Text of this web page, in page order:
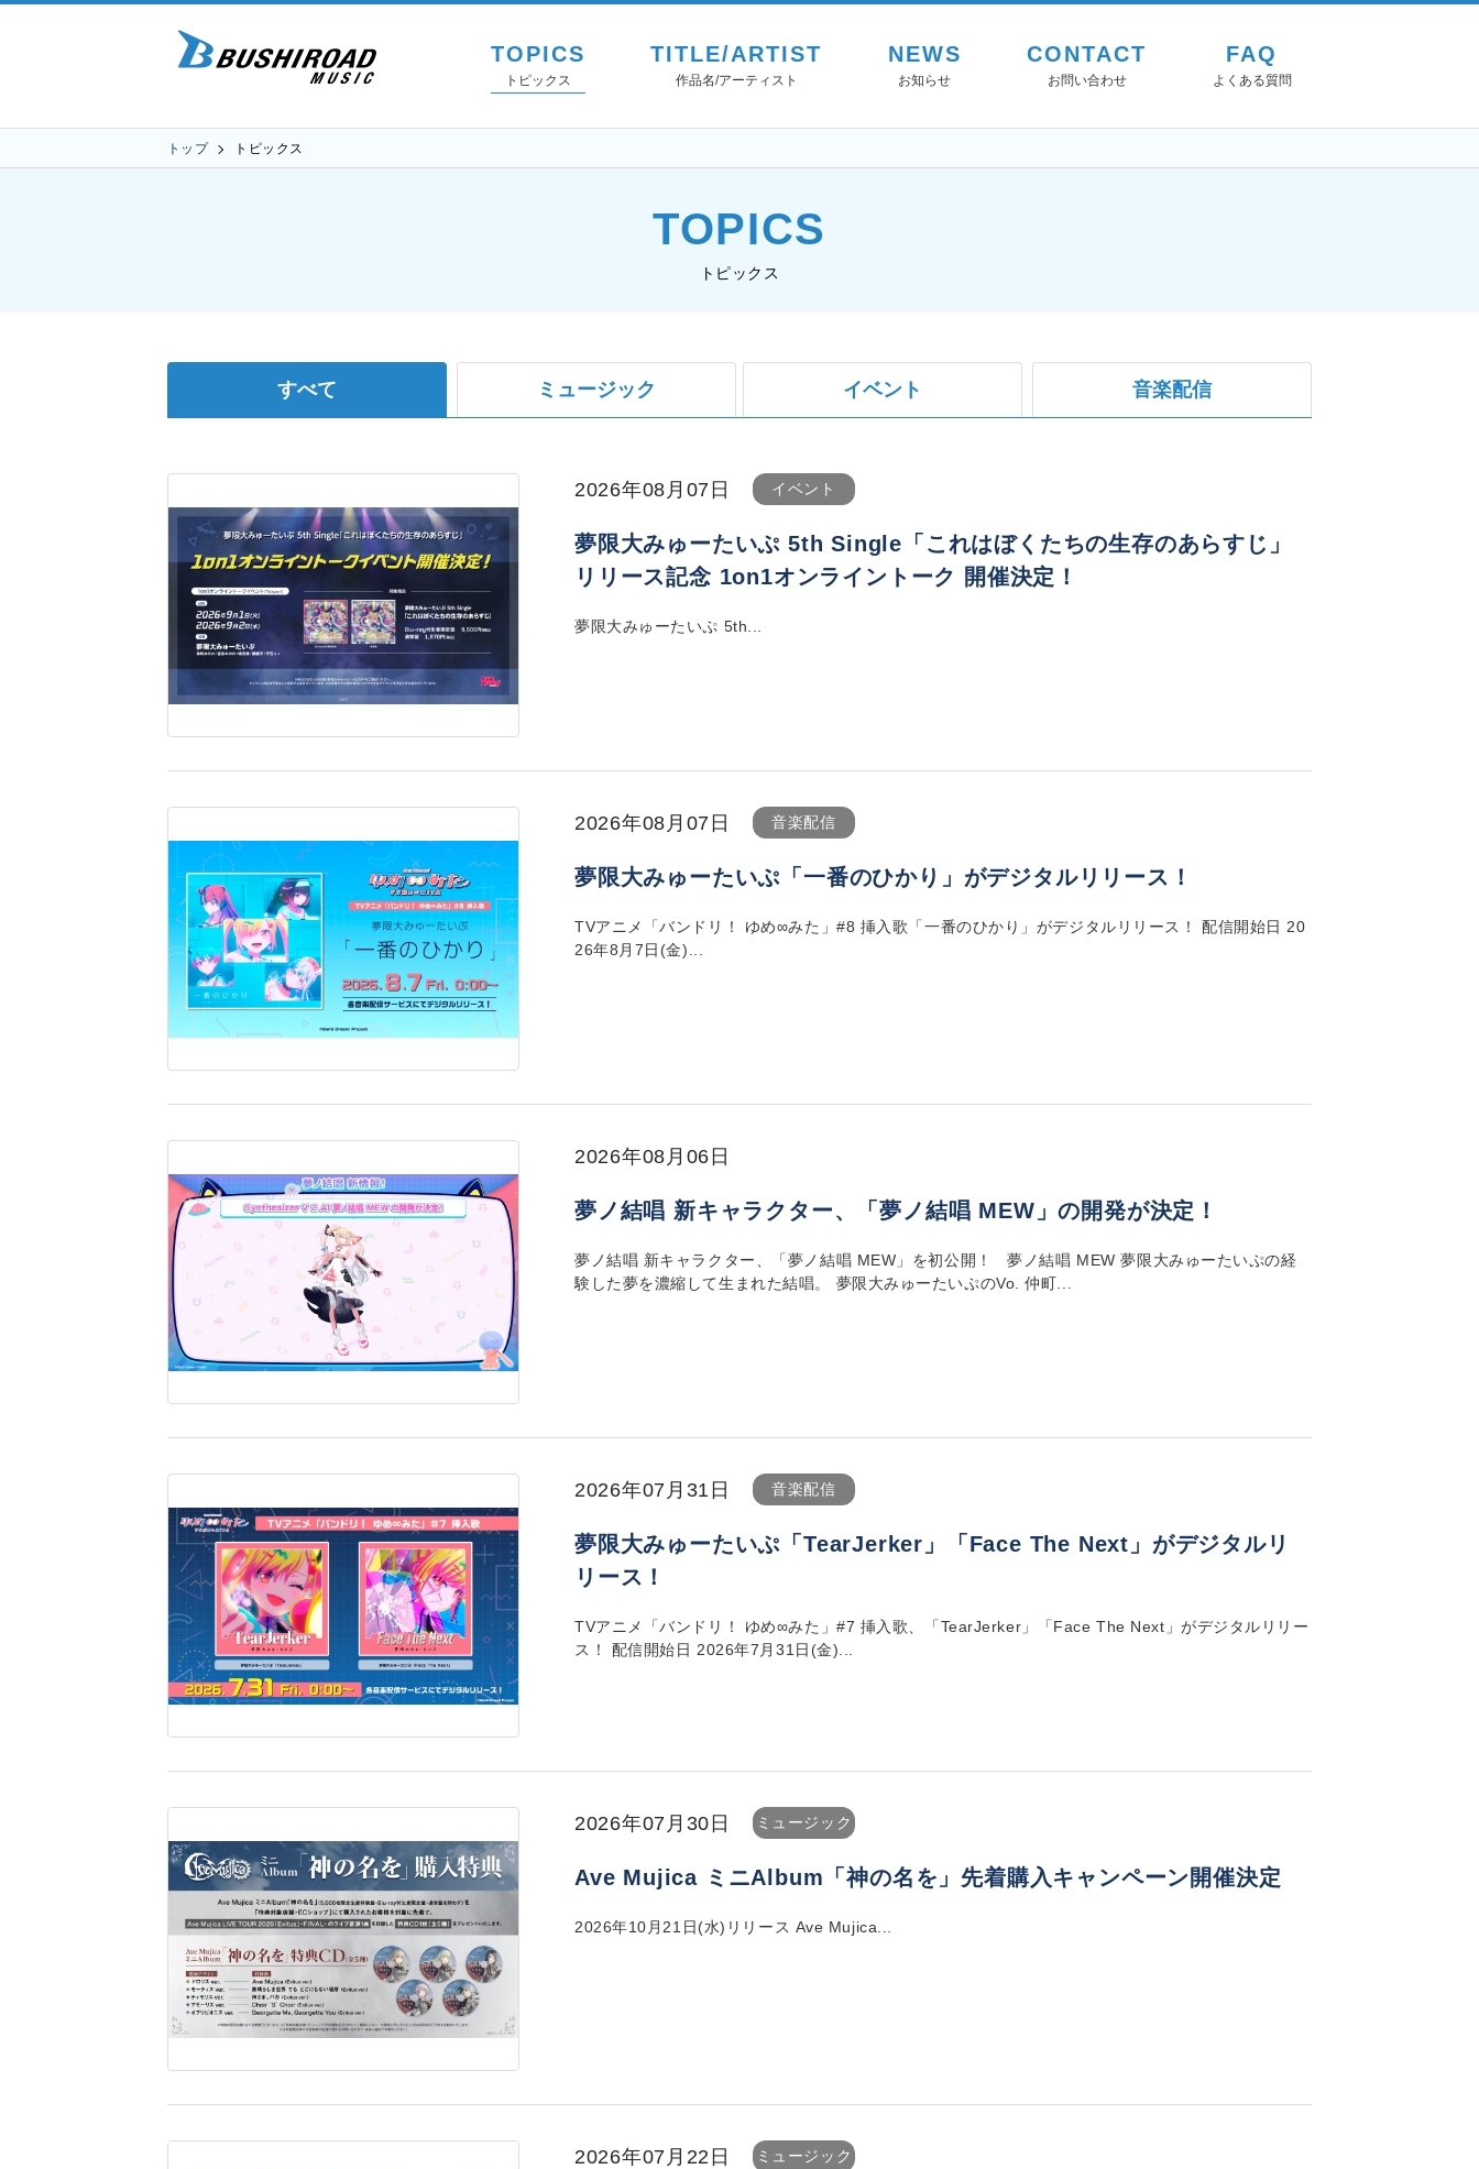
TOPICS
トピックス
TITLE/ARTIST
作品名/アーティスト
NEWS
お知らせ
CONTACT
お問い合わせ
FAQ
よくある質問
トップ トピックス
TOPICS
トピックス
すべて ミュージック イベント 音楽配信
2026年08月07日 イベント
夢限大みゅーたいぷ 5th Single「これはぼくたちの生存のあらすじ」
リリース記念 1on1オンライントーク 開催決定！
夢限大みゅーたいぷ 5th...
2026年08月07日 音楽配信
夢限大みゅーたいぷ「一番のひかり」がデジタルリリース！
TVアニメ「バンドリ！ ゆめ∞みた」#8 挿入歌「一番のひかり」がデジタルリリース！ 配信開始日 20
26年8月7日(金)...
2026年08月06日
夢ノ結唱 新キャラクター、「夢ノ結唱 MEW」の開発が決定！
夢ノ結唱 新キャラクター、「夢ノ結唱 MEW」を初公開！ 夢ノ結唱 MEW 夢限大みゅーたいぷの経
験した夢を濃縮して生まれた結唱。 夢限大みゅーたいぷのVo. 仲町...
2026年07月31日 音楽配信
夢限大みゅーたいぷ「TearJerker」「Face The Next」がデジタルリ
リース！
TVアニメ「バンドリ！ ゆめ∞みた」#7 挿入歌、「TearJerker」「Face The Next」がデジタルリリー
ス！ 配信開始日 2026年7月31日(金)...
2026年07月30日 ミュージック
Ave Mujica ミニAlbum「神の名を」先着購入キャンペーン開催決定
2026年10月21日(水)リリース Ave Mujica...
2026年07月22日 ミュージック